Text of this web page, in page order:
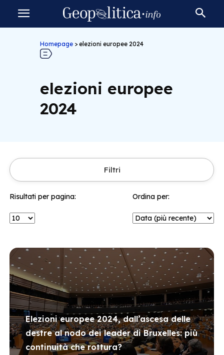
Homepage > elezioni europee 2024
elezioni europee
2024
Filtri
Risultati per pagina: Ordina per:
Elezioni europee 2024, dall’ascesa delle
destre al nodo dei leader di Bruxelles: più
continuità che rottura?